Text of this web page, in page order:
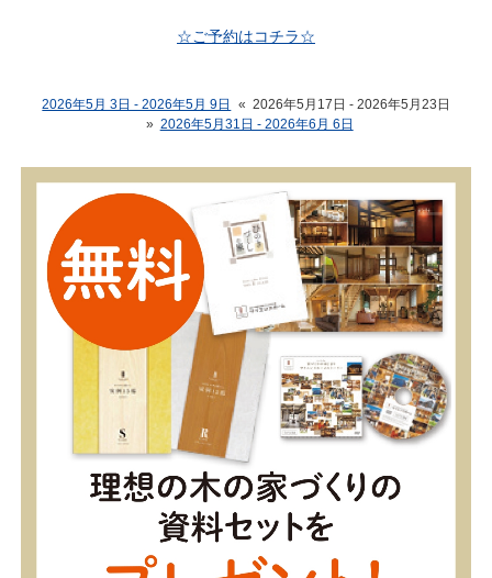
☆ご予約はコチラ☆
2026年5月 3日 - 2026年5月 9日 « 2026年5月17日 - 2026年5月23日
» 2026年5月31日 - 2026年6月 6日